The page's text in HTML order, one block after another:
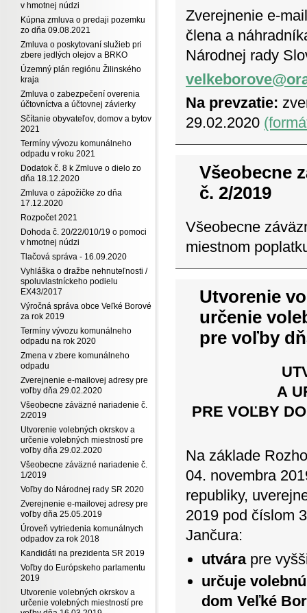
v hmotnej núdzi
Kúpna zmluva o predaji pozemku
zo dňa 09.08.2021
Zmluva o poskytovaní služieb pri
zbere jedlých olejov a BRKO
Územný plán regiónu Žilinského
kraja
Zmluva o zabezpečení overenia
účtovníctva a účtovnej závierky
Sčítanie obyvateľov, domov a bytov
2021
Termíny vývozu komunálneho
odpadu v roku 2021
Dodatok č. 8 k Zmluve o dielo zo
dňa 18.12.2020
Zmluva o zápožičke zo dňa
17.12.2020
Rozpočet 2021
Dohoda č. 20/22/010/19 o pomoci
v hmotnej núdzi
Tlačová správa - 16.09.2020
Vyhláška o dražbe nehnuteľnosti /
spoluvlastníckeho podielu
EX43/2017
Výročná správa obce Veľké Borové
za rok 2019
Termíny vývozu komunálneho
odpadu na rok 2020
Zmena v zbere komunálneho
odpadu
Zverejnenie e-mailovej adresy pre
voľby dňa 29.02.2020
Všeobecne záväzné nariadenie č.
2/2019
Utvorenie volebných okrskov a
určenie volebných miestností pre
voľby dňa 29.02.2020
Všeobecne záväzné nariadenie č.
1/2019
Voľby do Národnej rady SR 2020
Zverejnenie e-mailovej adresy pre
voľby dňa 25.05.2019
Úroveň vytriedenia komunálnych
odpadov za rok 2018
Kandidáti na prezidenta SR 2019
Voľby do Európskeho parlamentu
2019
Utvorenie volebných okrskov a
určenie volebných miestností pre
Zverejnenie e-
člena a
Národnej rady
Na prevzatie:
29.02.2020
Všeobecne
č. 2/2019
Všeobecne
miestnom
Utvorenie
určenie
pre voľby
A
PRE VOĽBY
Na základe
04. novembra
republiky,
2019 pod číslom
Jančura:
utvárapre
určuje
dom Veľké